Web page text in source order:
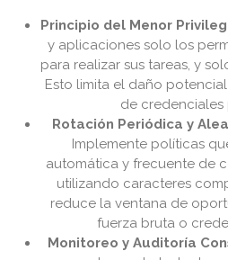
Principio del Menor
y aplicaciones solo los
para realizar sus tareas, y
Esto limita el daño
de credenciales
Rotación Periódica y
Implemente políticas
automática y frecuente de
utilizando caracteres
reduce la ventana de
fuerza bruta o
Monitoreo y Auditoría